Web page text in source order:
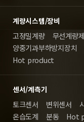
계량시스템/장비
고정밀계량 무선계량
양중기과부하방지장치
Hot product
센서/계측기
토크센서 변위센서
온습도계
분동 Hot